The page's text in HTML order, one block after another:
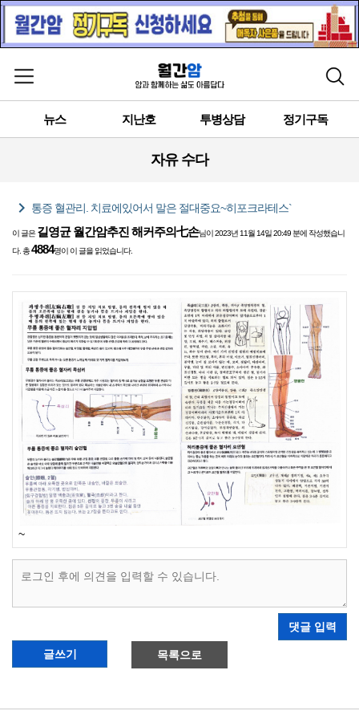
메뉴 열기 검색
뉴스 지난호 투병상담 정기구독
자유 수다
chevron_right 통증 혈관리. 치료에있어서 말은 절대중요~히포크라테스`
이 글은길영균 월간암추진 해커주의七손님이 2023년 11월 14일 20:49 분에 작성했습니
다. 총4884명이 이 글을 읽었습니다.
~
댓글 입력
글쓰기 목록으로